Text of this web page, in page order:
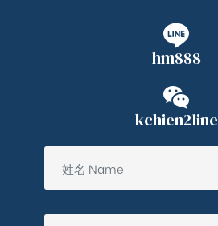
hm888
kchien2line